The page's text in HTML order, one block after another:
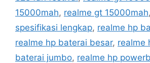
i
s
15000mah, realme gt 15000mah,
spesifikasi lengkap, realme hp
realme hp baterai besar, realme
baterai jumbo, realme hp